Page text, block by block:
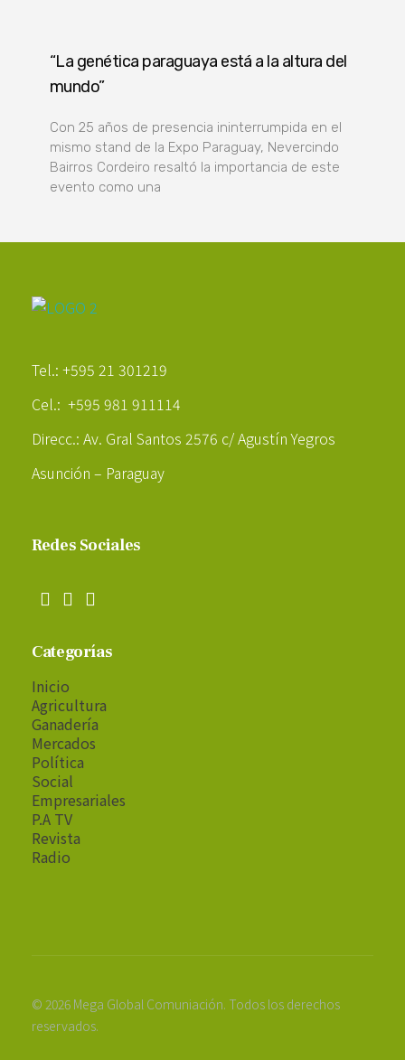
“La genética paraguaya está a la altura del
mundo”
Con 25 años de presencia ininterrumpida en el
mismo stand de la Expo Paraguay, Nevercindo
Bairros Cordeiro resaltó la importancia de este
evento como una
Tel.: +595 21 301219
Cel.: +595 981 911114
Direcc.: Av. Gral Santos 2576 c/ Agustín Yegros
Asunción – Paraguay
Redes Sociales
Categorías
Inicio
Agricultura
Ganadería
Mercados
Política
Social
Empresariales
P.A TV
Revista
Radio
© 2026 Mega Global Comuniación. Todos los derechos
reservados.